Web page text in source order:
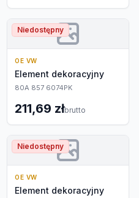
Niedostępny
OE VW
Element dekoracyjny
80A 857 6074PK
211,69 złbrutto
Niedostępny
OE VW
Element dekoracyjny